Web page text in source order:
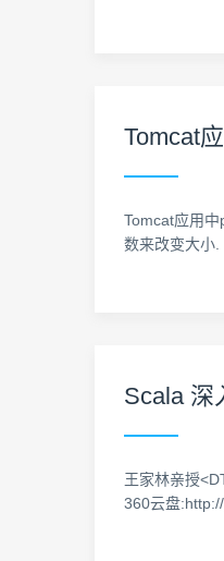
Tomcat
Tomcat应用
数来改变大小
Scala 深
王家林亲授
360云盘